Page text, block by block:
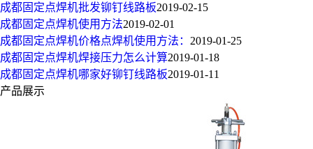
成都固定点焊机批发铆钉线路板2019-02-15
成都固定点焊机使用方法2019-02-01
成都固定点焊机价格点焊机使用方法： 2019-01-25
成都固定点焊机焊接压力怎么计算2019-01-18
成都固定点焊机哪家好铆钉线路板2019-01-11
产品展示